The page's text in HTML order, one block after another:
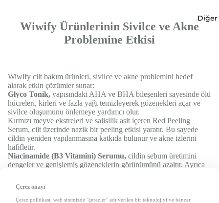
Diğer
Wiwify Ürünlerinin Sivilce ve Akne
Problemine Etkisi
Wiwify cilt bakım ürünleri, sivilce ve akne problemini hedef
alarak etkin çözümler sunar:
Glyco Tonik, yapısındaki AHA ve BHA bileşenleri sayesinde ölü
hücreleri, kirleri ve fazla yağı temizleyerek gözenekleri açar ve
sivilce oluşumunu önlemeye yardımcı olur.
Kırmızı meyve ekstreleri ve salisilik asit içeren Red Peeling
Serum, cilt üzerinde nazik bir peeling etkisi yaratır. Bu sayede
cildin yeniden yapılanmasına katkıda bulunur ve akne izlerini
hafifletir.
Niacinamide (B3 Vitamini) Serumu, cildin sebum üretimini
dengeler ve genişlemiş gözeneklerin görünümünü azaltır. Ayrıca
kızarıklığı ve iltihabı hafifletmeye yardımcı olur.
Çerez onayı
Çerez politikası, web sitemizde "çerezler" adı verilen bir teknolojiyi ve benzer